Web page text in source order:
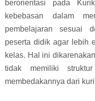
berorientasi pada
kebebasan dalam
pembelajaran sesuai
peserta didik agar lebih
kelas. Hal ini
tidak memiliki
membedakannya dari